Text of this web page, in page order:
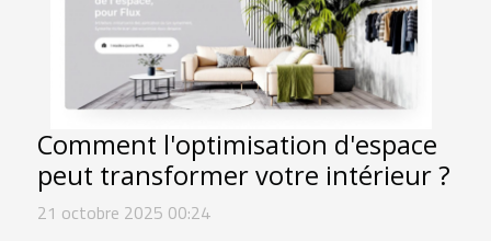
Comment l'optimisation d'espace
peut transformer votre intérieur ?
21 octobre 2025 00:24